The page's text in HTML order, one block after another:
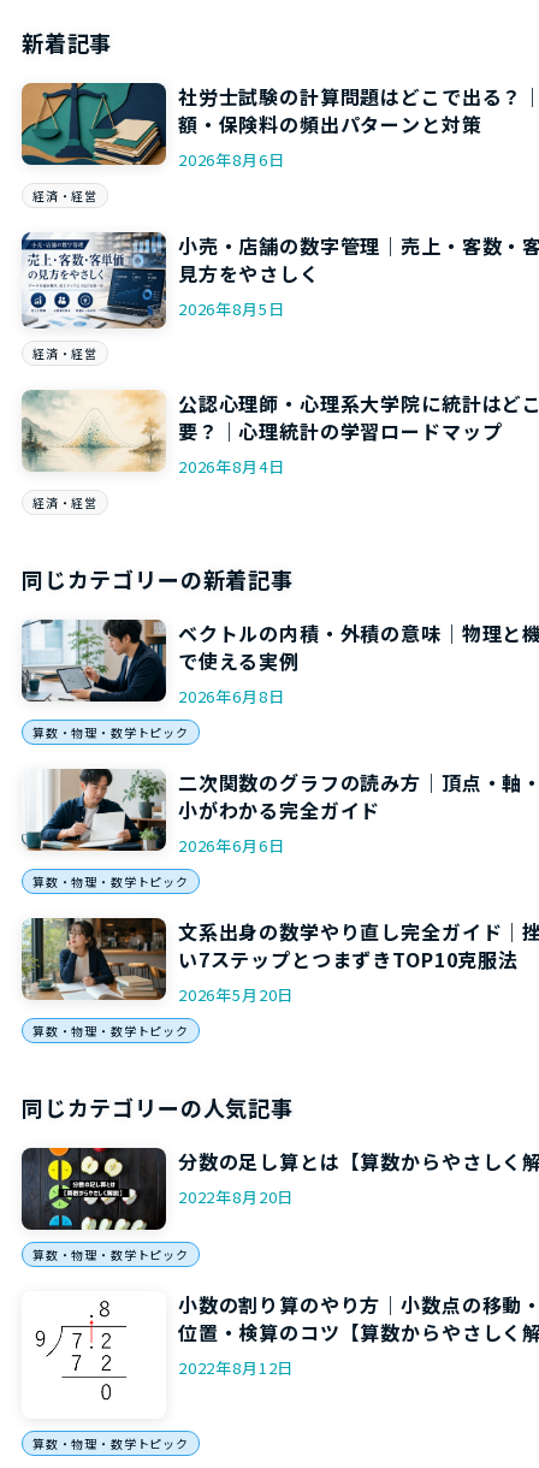
新着記事
社労士試験の計算問題はどこで出る？
額・保険料の頻出パターンと対策
2026年8月6日
経済・経営
小売・店舗の数字管理｜売上・客数・
見方をやさしく
2026年8月5日
経済・経営
公認心理師・心理系大学院に統計はど
要？｜心理統計の学習ロードマップ
2026年8月4日
経済・経営
同じカテゴリーの新着記事
ベクトルの内積・外積の意味｜物理と
で使える実例
2026年6月8日
算数・物理・数学トピック
二次関数のグラフの読み方｜頂点・軸
小がわかる完全ガイド
2026年6月6日
算数・物理・数学トピック
文系出身の数学やり直し完全ガイド｜
い7ステップとつまずきTOP10克服法
2026年5月20日
算数・物理・数学トピック
同じカテゴリーの人気記事
分数の足し算とは【算数からやさしく
2022年8月20日
算数・物理・数学トピック
小数の割り算のやり方｜小数点の移動
位置・検算のコツ【算数からやさしく
2022年8月12日
算数・物理・数学トピック